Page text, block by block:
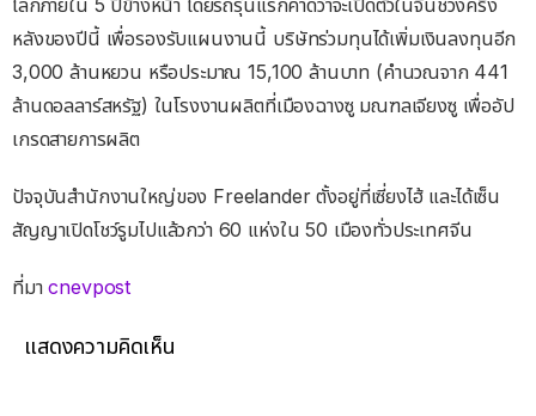
หลังของปีนี้ เพื่อรองรับแผนงานนี้ บริษัทร่วมทุนได้เพิ่มเงินลงทุนอีก
3,000 ล้านหยวน หรือประมาณ 15,100 ล้านบาท (คำนวณจาก 441
ล้านดอลลาร์สหรัฐ) ในโรงงานผลิตที่เมืองฉางซู มณฑลเจียงซู เพื่ออัป
เกรดสายการผลิต
ปัจจุบันสำนักงานใหญ่ของ Freelander ตั้งอยู่ที่เซี่ยงไฮ้ และได้เซ็น
สัญญาเปิดโชว์รูมไปแล้วกว่า 60 แห่งใน 50 เมืองทั่วประเทศจีน
ที่มาcnevpost
แสดงความคิดเห็น